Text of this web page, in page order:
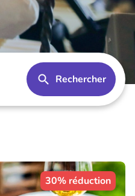
Rechercher
30% réduction